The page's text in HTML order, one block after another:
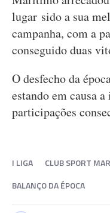
lugar sido a sua
campanha, com a
conseguido duas
O desfecho da
estando em causa
participações
I LIGA CLUB SPORT
BALANÇO DA ÉPOCA